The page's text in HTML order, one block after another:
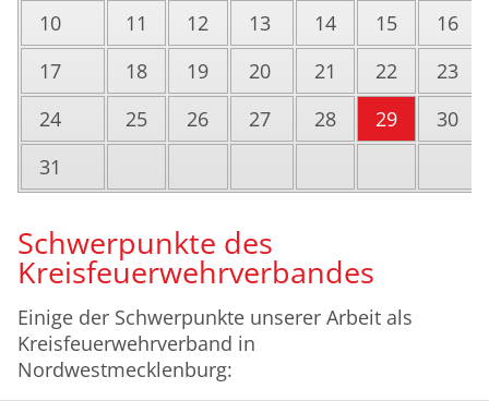
10
11 12 13 14 15
16
17
18 19 20 21 22
23
24
25 26 27 28 29
30
31
Schwerpunkte des
Kreisfeuerwehrverbandes
Einige der Schwerpunkte unserer Arbeit als
Kreisfeuerwehrverband in
Nordwestmecklenburg: